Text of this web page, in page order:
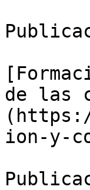
de las
ion-y-